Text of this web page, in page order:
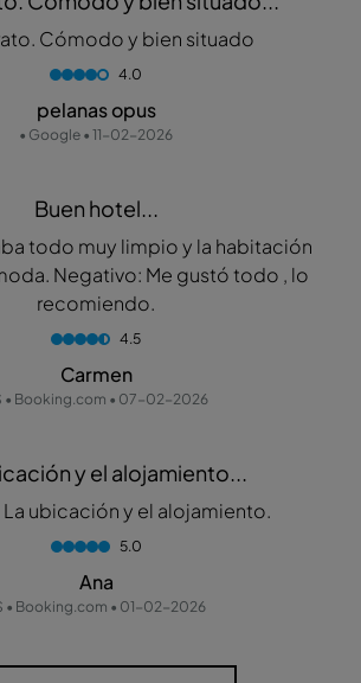
Cómodo y bien situado
4.0
pelanas opus
• Google • 11-02-2026
Buen hotel...
todo muy limpio y la habitación
Negativo: Me gustó todo , lo
recomiendo.
4.5
Carmen
• Booking.com • 07-02-2026
y el alojamiento...
ubicación y el alojamiento.
5.0
Ana
• Booking.com • 01-02-2026